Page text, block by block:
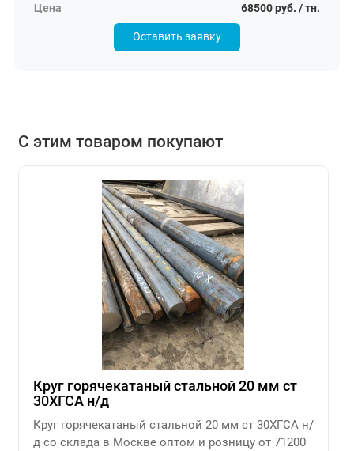
68500 руб. / тн.
Оставить заявку
С этим товаром покупают
Круг горячекатаный стальной 20 мм ст
30ХГСА н/д
Круг горячекатаный стальной 20 мм ст 30ХГСА н/
д со склада в Москве оптом и розницу от 71200